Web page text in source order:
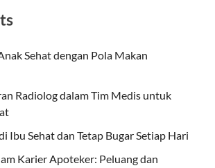
Sehat dengan Pola Makan
Radiolog dalam Tim Medis untuk
Ibu Sehat dan Tetap Bugar Setiap Hari
Karier Apoteker: Peluang dan